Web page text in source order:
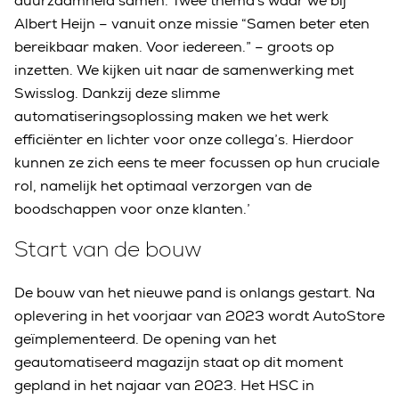
Albert Heijn – vanuit onze missie “Samen beter eten
bereikbaar maken. Voor iedereen.” – groots op
inzetten. We kijken uit naar de samenwerking met
Swisslog. Dankzij deze slimme
automatiseringsoplossing maken we het werk
efficiënter en lichter voor onze collega’s. Hierdoor
kunnen ze zich eens te meer focussen op hun cruciale
rol, namelijk het optimaal verzorgen van de
boodschappen voor onze klanten.’
Start van de bouw
De bouw van het nieuwe pand is onlangs gestart. Na
oplevering in het voorjaar van 2023 wordt AutoStore
geïmplementeerd. De opening van het
geautomatiseerd magazijn staat op dit moment
gepland in het najaar van 2023. Het HSC in